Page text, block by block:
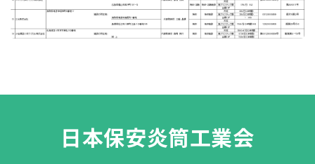
日本保安炎筒工業会